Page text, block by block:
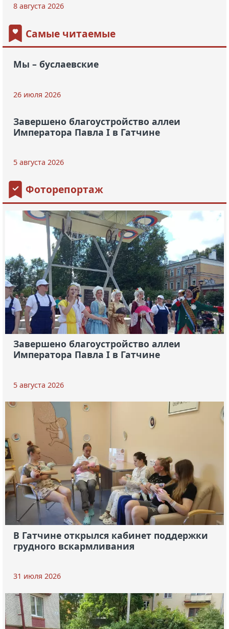
8 августа 2026
Самые читаемые
Мы – буслаевские
26 июля 2026
Завершено благоустройство аллеи
Императора Павла I в Гатчине
5 августа 2026
Фоторепортаж
Завершено благоустройство аллеи
Императора Павла I в Гатчине
5 августа 2026
В Гатчине открылся кабинет поддержки
грудного вскармливания
31 июля 2026